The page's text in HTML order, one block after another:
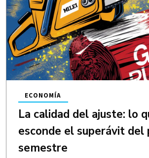
La calidad del ajuste: lo
esconde el superávit del
semestre
ECONOMÍA